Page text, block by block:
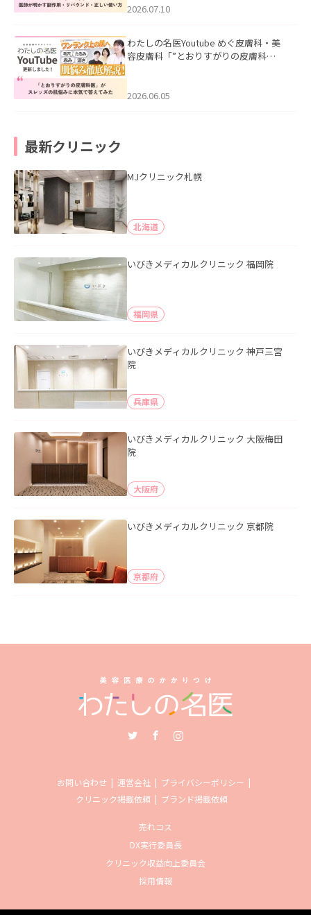
た。
2026.07.10
わたしの名医Youtube めぐ皮膚科・美
容皮膚科「”とおりすがりの皮膚科
2026.06.05
最新クリニック
MJクリニック札幌
北海道
いびきメディカルクリニック 福岡院
福岡県
いびきメディカルクリニック 神戸三宮
院
兵庫県
いびきメディカルクリニック 大阪梅田
院
大阪府
いびきメディカルクリニック 京都院
京都府
お問い合わせ 運営会社
プライバシーポリシー
クリニック掲載依頼
ブランド掲載依頼
売れコス
DX実行委員長
クリニック収益向上委員会
採用情報